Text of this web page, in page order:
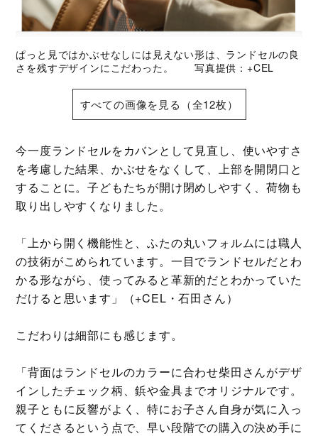
ぱっと見ではかぶせなしには見えない形は、ランドセルの良
さを残すデザインにこだわった。 写真提供：+CEL
すべての画像を見る（全12枚）
今一度ランドセルをカバンとして見直し、使いやすさ
を考慮した結果、かぶせをなくして、上部を開閉口と
することに。子どもたちが開け閉めしやすく、荷物も
取り出しやすくなりました。
「上から開く機能性と、ふたの丸いフォルムには職人
の技術がこめられています。一目でランドセルだとわ
かる形ながら、使ってみると革新的だとわかっていた
だけると思います」（+CEL・石田さん）
こだわりは細部にも感じます。
「背面はランドセルのカラーに合わせ柴田さんがデザ
インしたチェック柄、鋲や金具までオリジナルです。
親子ともに反響がよく、特にお子さん自身が気に入っ
てくださるという点で、早い段階での購入の決め手に